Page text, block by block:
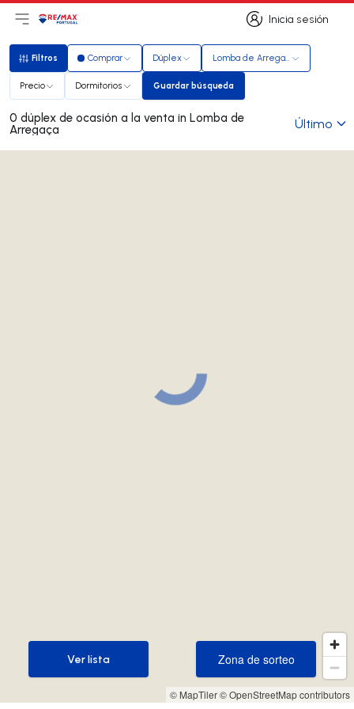
Inicia sesión
Inicia sesión
Abrir el menú principal
Logotipo
Filtros
Filtros Comprar Dúplex Lomba de Arregaça
Precio Dormitorios Guardar búsqueda
Guardar búsqueda
0 dúplex de ocasión a la venta in Lomba de
Arregaça Último
© MapTiler© OpenStreetMap contributors
Zona de sorteo
Zona de sorteo
Ver lista
Ver lista